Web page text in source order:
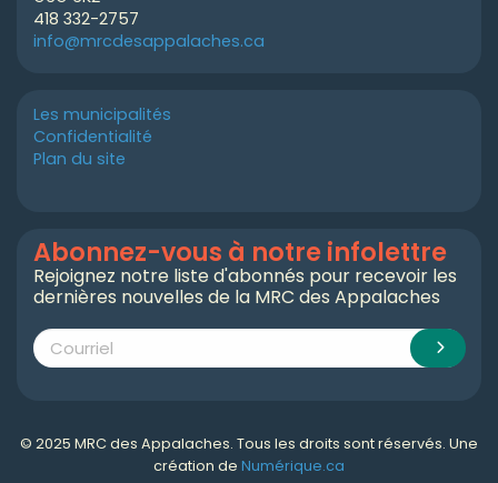
418 332-2757
info@mrcdesappalaches.ca
Les municipalités
Confidentialité
Plan du site
Abonnez-vous à notre infolettre
Rejoignez notre liste d'abonnés pour recevoir les
dernières nouvelles de la MRC des Appalaches
© 2025 MRC des Appalaches. Tous les droits sont réservés. Une
création de Numérique.ca